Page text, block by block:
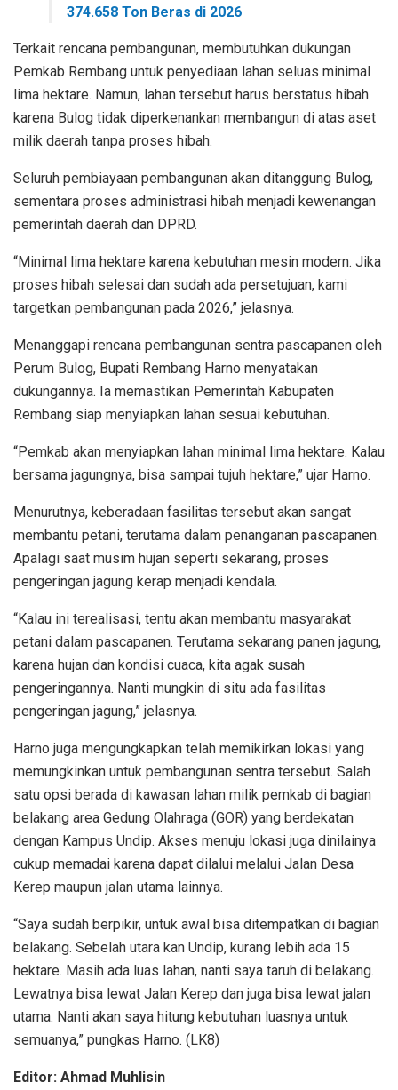
374.658 Ton Beras di 2026
Terkait rencana pembangunan, membutuhkan dukungan
Pemkab Rembang untuk penyediaan lahan seluas minimal
lima hektare. Namun, lahan tersebut harus berstatus hibah
karena Bulog tidak diperkenankan membangun di atas aset
milik daerah tanpa proses hibah.
Seluruh pembiayaan pembangunan akan ditanggung Bulog,
sementara proses administrasi hibah menjadi kewenangan
pemerintah daerah dan DPRD.
“Minimal lima hektare karena kebutuhan mesin modern. Jika
proses hibah selesai dan sudah ada persetujuan, kami
targetkan pembangunan pada 2026,” jelasnya.
Menanggapi rencana pembangunan sentra pascapanen oleh
Perum Bulog, Bupati Rembang Harno menyatakan
dukungannya. Ia memastikan Pemerintah Kabupaten
Rembang siap menyiapkan lahan sesuai kebutuhan.
“Pemkab akan menyiapkan lahan minimal lima hektare. Kalau
bersama jagungnya, bisa sampai tujuh hektare,” ujar Harno.
Menurutnya, keberadaan fasilitas tersebut akan sangat
membantu petani, terutama dalam penanganan pascapanen.
Apalagi saat musim hujan seperti sekarang, proses
pengeringan jagung kerap menjadi kendala.
“Kalau ini terealisasi, tentu akan membantu masyarakat
petani dalam pascapanen. Terutama sekarang panen jagung,
karena hujan dan kondisi cuaca, kita agak susah
pengeringannya. Nanti mungkin di situ ada fasilitas
pengeringan jagung,” jelasnya.
Harno juga mengungkapkan telah memikirkan lokasi yang
memungkinkan untuk pembangunan sentra tersebut. Salah
satu opsi berada di kawasan lahan milik pemkab di bagian
belakang area Gedung Olahraga (GOR) yang berdekatan
dengan Kampus Undip. Akses menuju lokasi juga dinilainya
cukup memadai karena dapat dilalui melalui Jalan Desa
Kerep maupun jalan utama lainnya.
“Saya sudah berpikir, untuk awal bisa ditempatkan di bagian
belakang. Sebelah utara kan Undip, kurang lebih ada 15
hektare. Masih ada luas lahan, nanti saya taruh di belakang.
Lewatnya bisa lewat Jalan Kerep dan juga bisa lewat jalan
utama. Nanti akan saya hitung kebutuhan luasnya untuk
semuanya,” pungkas Harno. (LK8)
Editor: Ahmad Muhlisin